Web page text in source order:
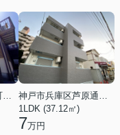
神戸市兵庫区熊野町４丁目
神戸市兵庫区芦原通４丁目
1LDK (37.12㎡)
7万円